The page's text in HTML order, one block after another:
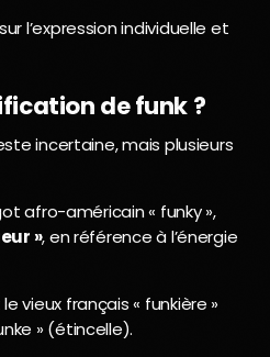
l’expression individuelle et
de funk ?
incertaine, mais plusieurs
afro-américain « funky »,
», en référence à l’énergie
vieux français « funkière »
» (étincelle).